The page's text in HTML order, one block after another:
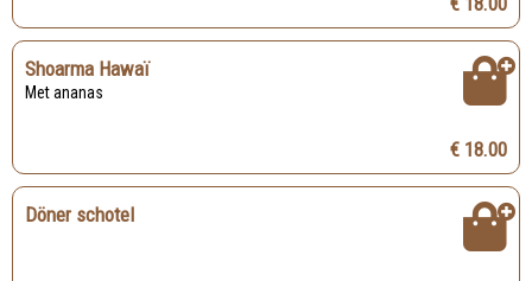
Shoarma Hawaï
Met ananas
€ 18.00
Döner schotel